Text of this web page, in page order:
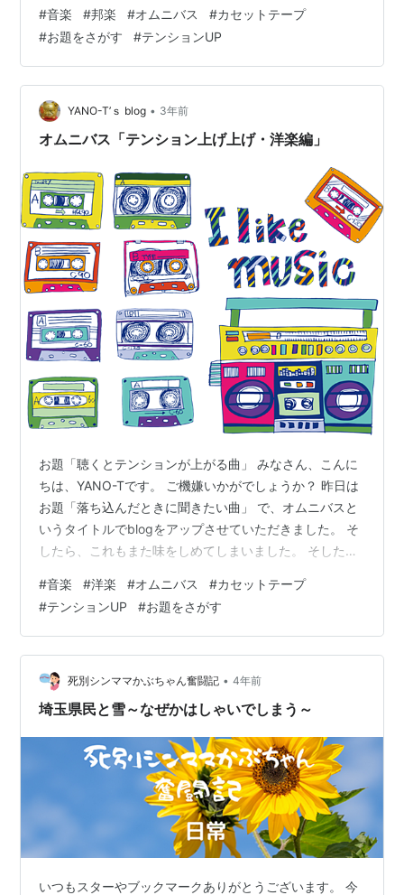
だき、 ありがとうございました。～感謝感謝～ えっ、ま
だ見てないよ！って方は、 下をクリックしてみてくださ
い。 yano-t.net そして、 洋楽編があるんだから邦楽編が
あってもいいんじゃない？ と思って、邦楽編を書かせて
いただきました。 是非、お楽しみください。 １.Win…
#音楽 #邦楽 #オムニバス #カセットテープ
#お題をさがす #テンションUP
YANO-T’ｓ blog • 3年前
オムニバス「テンション上げ上げ・洋楽編」
お題「聴くとテンションが上がる曲」 みなさん、こんに
ちは、YANO-Tです。 ご機嫌いかがでしょうか？ 昨日は
お題「落ち込んだときに聞きたい曲」 で、オムニバスと
いうタイトルでblogをアップさせていただきました。 そ
したら、これもまた味をしめてしまいました。 そした
題が、あ～るじゃないですか。 前回に似たような感じに
なるかもしれませんが、 またオムニバステープを作るよ
うな感じでお届けします！ ぜひ、お付き合いください。
１.Scatman John「Scatman」 www.youtube.com
1995年にHITしたナンバー。ミュー…
#音楽 #洋楽 #オムニバス #カセットテープ
#テンションUP #お題をさがす
死別シンママかぶちゃん奮闘記 • 4年前
埼玉県民と雪～なぜかはしゃいでしまう～
いつもスターやブックマークありがとうございます。 今